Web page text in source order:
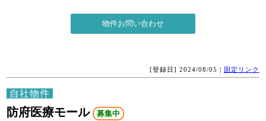
[登録日] 2024/08/05 | 固定リンク
自社物件
防府医療モール 募集中